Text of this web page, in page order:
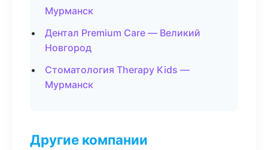
Мурманск
Дентал Premium Care — Великий
Новгород
Стоматология Therapy Kids —
Мурманск
Другие компании